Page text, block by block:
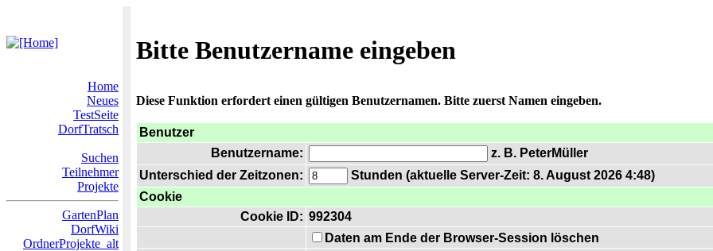
Bitte Benutzername eingeben
Home
Neues
TestSeite
DorfTratsch
Suchen
Teilnehmer
Projekte
GartenPlan
DorfWiki
OrdnerProjekte_alt
Diese Funktion erfordert einen gültigen Benutzernamen. Bitte zuerst Namen eingeben.
Benutzer
Benutzername:
z. B. PeterMüller
Unterschied der Zeitzonen:
Stunden (aktuelle Server-Zeit: 8. August 2026 4:48)
Cookie
Cookie ID: 992304
Daten am Ende der Browser-Session löschen